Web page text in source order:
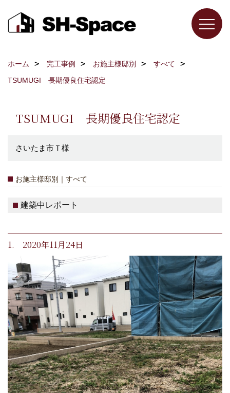
ホーム 完工事例 お施主様邸別
すべて
TSUMUGI 長期優良住宅認定
TSUMUGI 長期優良住宅認定
さいたま市Ｔ様
お施主様邸別｜すべて
建築中レポート
1. 2020年11月24日